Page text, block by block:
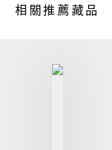
相關推薦藏品